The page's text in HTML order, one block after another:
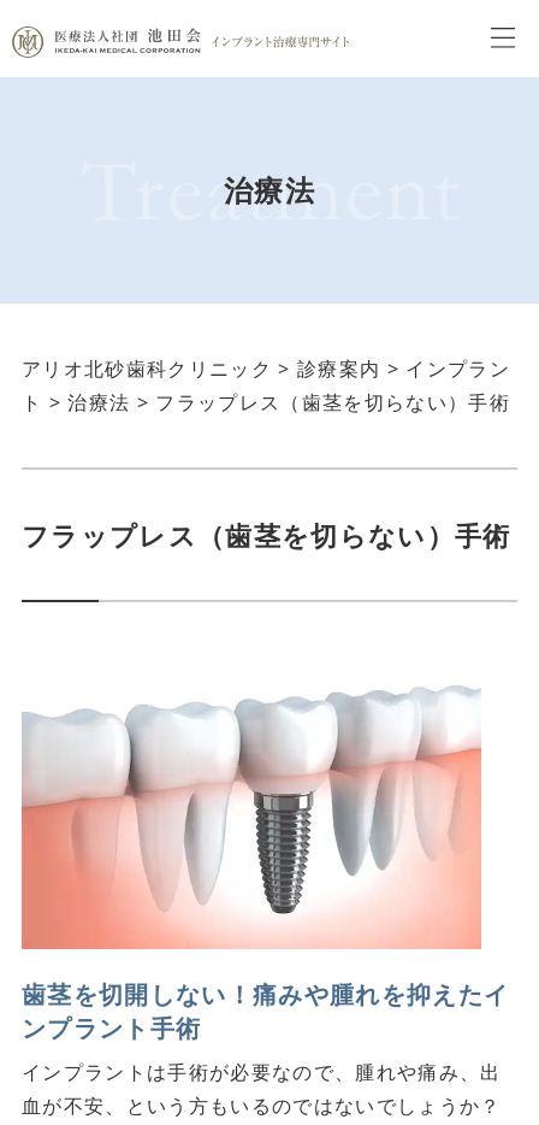
治療法
アリオ北砂歯科クリニック > 診療案内 > インプラン
ト >治療法 > フラップレス（歯茎を切らない）手術
フラップレス（歯茎を切らない）手術
歯茎を切開しない！痛みや腫れを抑えたイ
ンプラント手術
インプラントは手術が必要なので、腫れや痛み、出
血が不安、という方もいるのではないでしょうか？